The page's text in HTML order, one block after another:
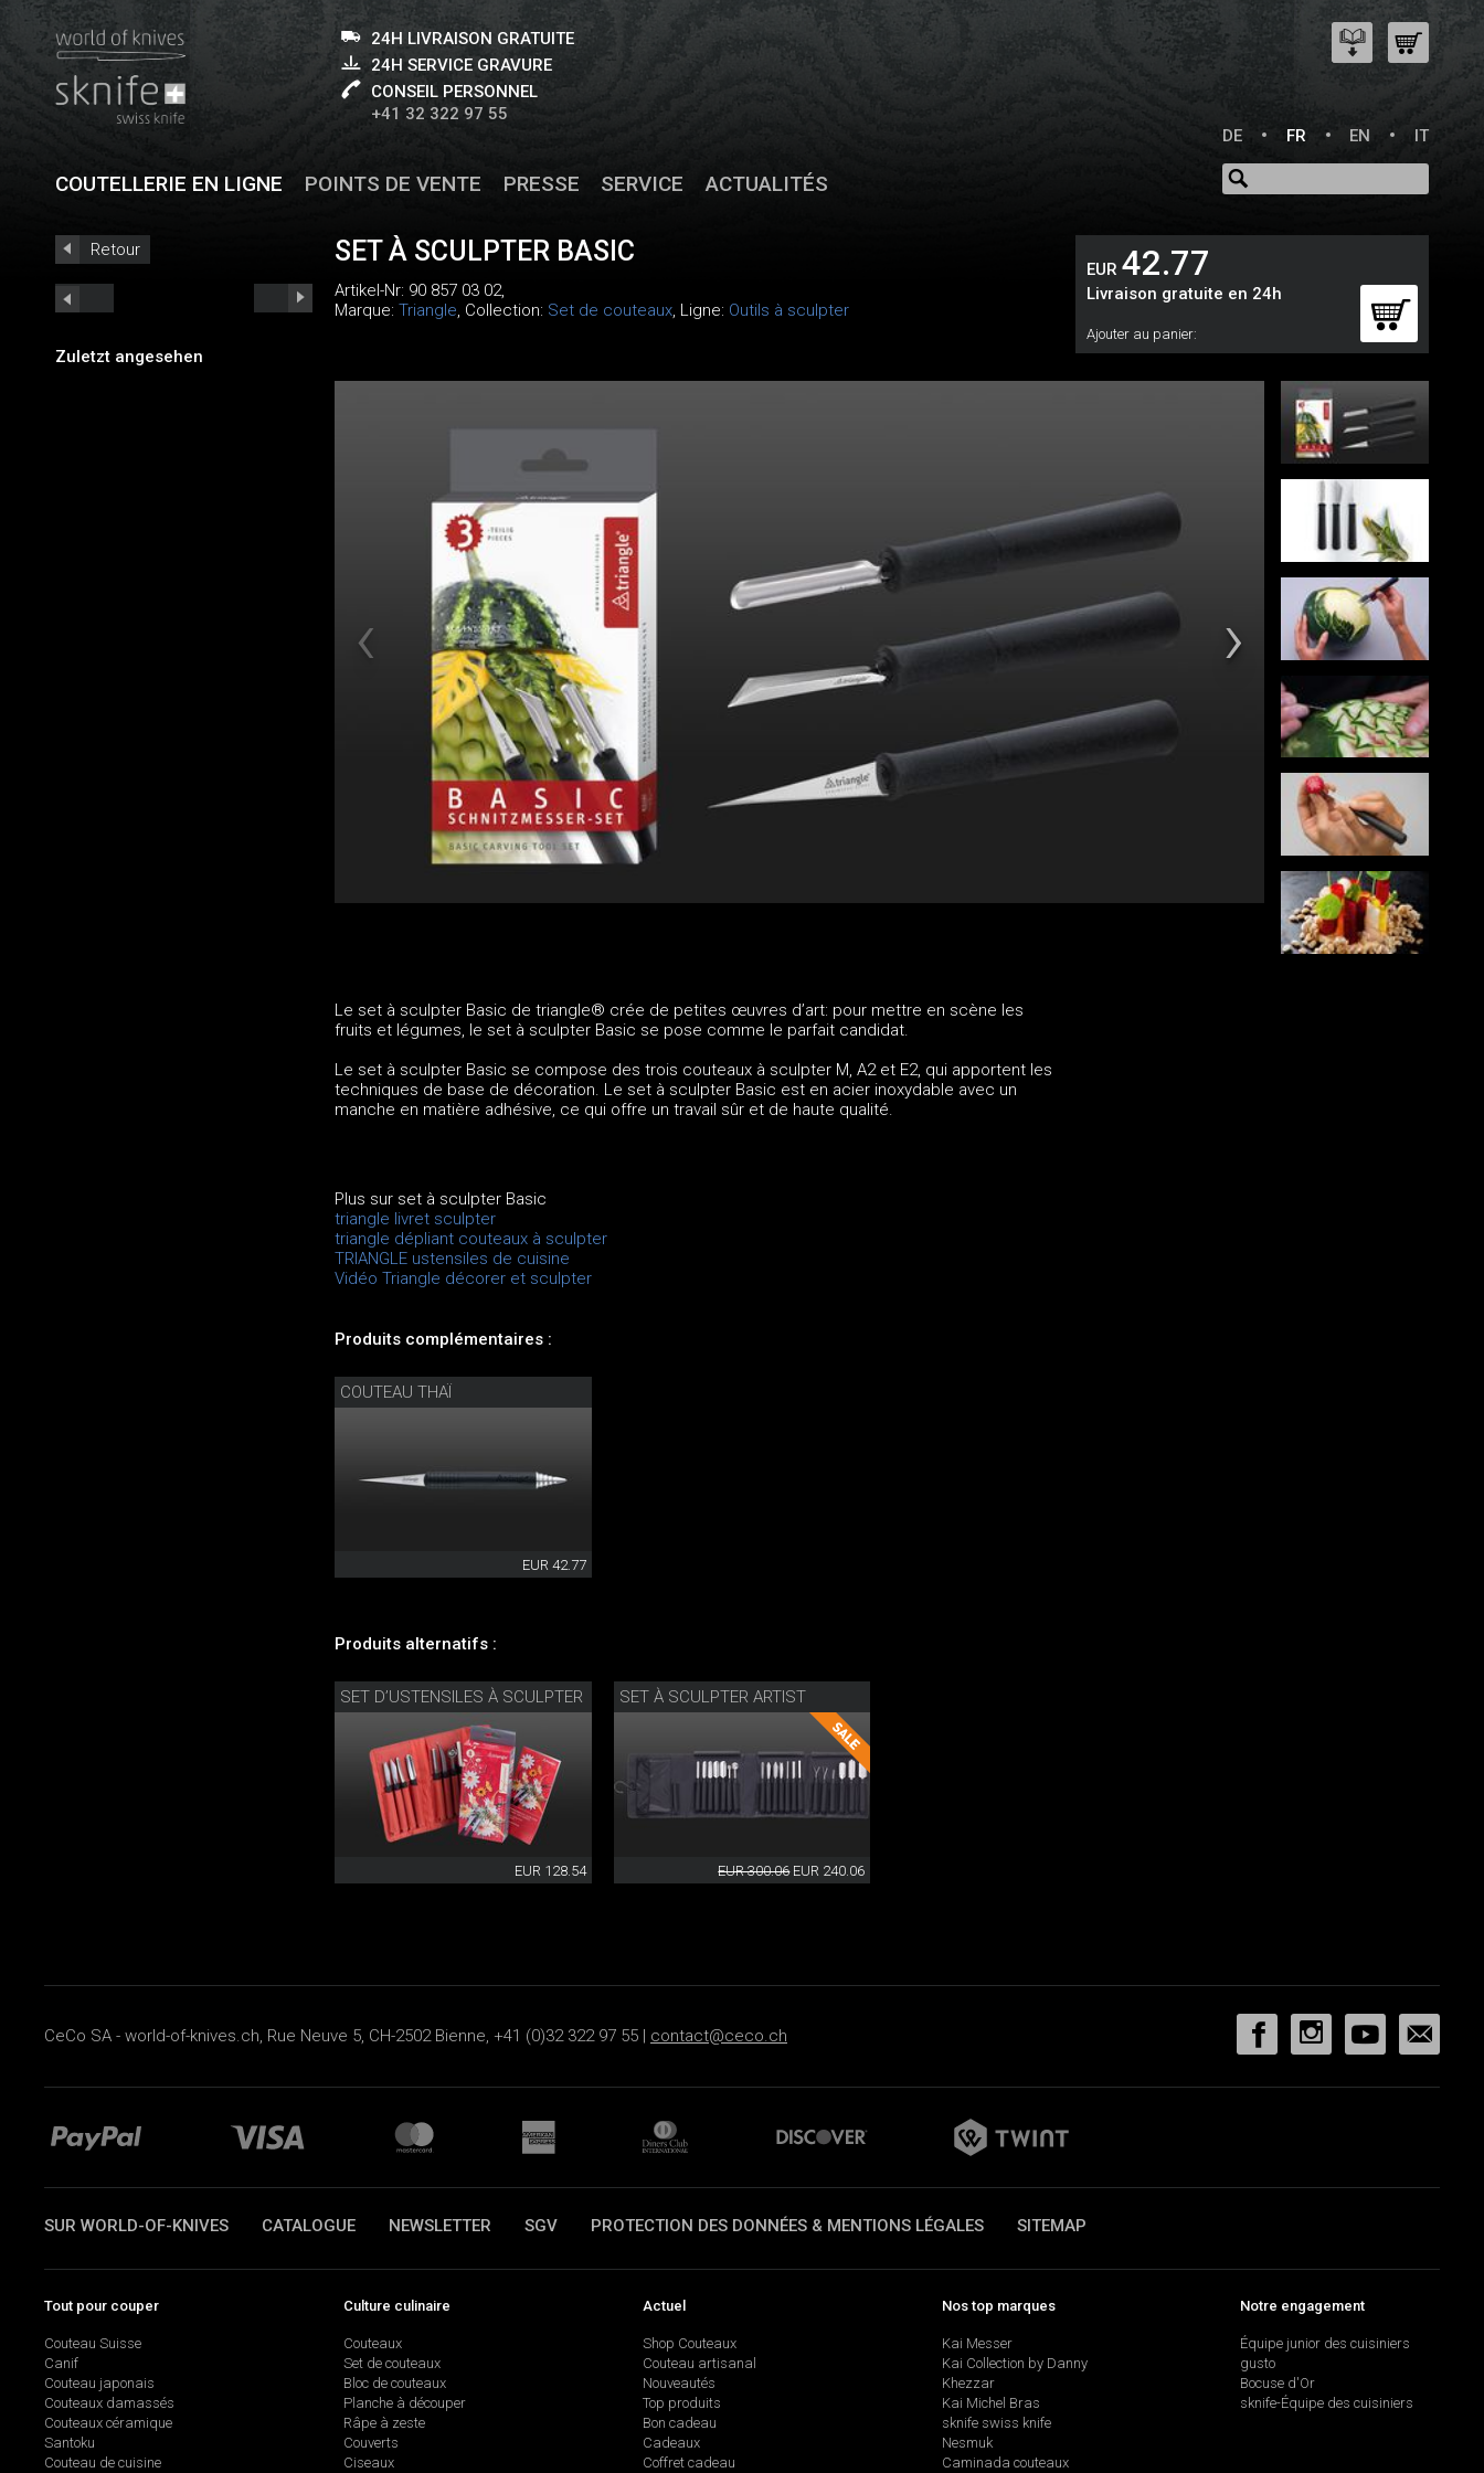
24H LIVRAISON GRATUITE
24H SERVICE GRAVURE
CONSEIL PERSONNEL
+41 32 322 97 55
DE
FR EN IT
COUTELLERIE EN LIGNE POINTS DE VENTE PRESSE SERVICE ACTUALITÉS
Retour
Zuletzt angesehen
SET À SCULPTER BASIC
Artikel-Nr: 90 857 03 02,
Marque: Triangle, Collection: Set de couteaux, Ligne: Outils à sculpter
EUR 42.77
Livraison gratuite en 24h
Ajouter au panier:
Le set à sculpter Basic de triangle® crée de petites œuvres d’art: pour mettre en scène les
fruits et légumes, le set à sculpter Basic se pose comme le parfait candidat.
Le set à sculpter Basic se compose des trois couteaux à sculpter M, A2 et E2, qui apportent les
techniques de base de décoration. Le set à sculpter Basic est en acier inoxydable avec un
manche en matière adhésive, ce qui offre un travail sûr et de haute qualité.
Plus sur set à sculpter Basic
triangle livret sculpter
triangle dépliant couteaux à sculpter
TRIANGLE ustensiles de cuisine
Vidéo Triangle décorer et sculpter
Produits complémentaires :
COUTEAU THAÏ
EUR 42.77
Produits alternatifs :
SET D’USTENSILES À SCULPTER
EUR 128.54
SET À SCULPTER ARTIST
EUR 300.06 EUR 240.06
CeCo SA - world-of-knives.ch, Rue Neuve 5, CH-2502 Bienne, +41 (0)32 322 97 55 | contact@ceco.ch
SUR WORLD-OF-KNIVES CATALOGUE NEWSLETTER SGV PROTECTION DES DONNÉES & MENTIONS LÉGALES SITEMAP
Tout pour couper
Couteau Suisse
Canif
Couteau japonais
Couteaux damassés
Couteaux céramique
Santoku
Couteau de cuisine
Culture culinaire
Couteaux
Set de couteaux
Bloc de couteaux
Planche à découper
Râpe à zeste
Couverts
Ciseaux
Actuel
Shop Couteaux
Couteau artisanal
Nouveautés
Top produits
Bon cadeau
Cadeaux
Coffret cadeau
Nos top marques
Kai Messer
Kai Collection by Danny
Khezzar
Kai Michel Bras
sknife swiss knife
Nesmuk
Caminada couteaux
Notre engagement
Équipe junior des cuisiniers
gusto
Bocuse d'Or
sknife-Équipe des cuisiniers